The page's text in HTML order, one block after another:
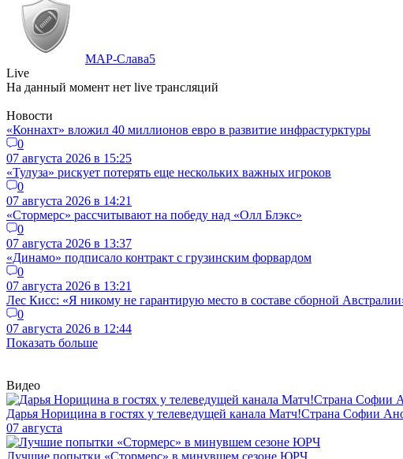
МАР-Слава5
Live
На данный момент нет live трансляций
Новости
«Коннахт» вложил 40 миллионов евро в развитие инфрастурктуры
0
07 августа 2026 в 15:25
«Тулуза» рискует потерять еще нескольких важных игроков
0
07 августа 2026 в 14:21
«Стормерс» рассчитывают на победу над «Олл Блэкс»
0
07 августа 2026 в 13:37
«Динамо» подписало контракт с грузинским форвардом
0
07 августа 2026 в 13:21
Лес Кисс: «Я никому не гарантирую место в составе сборной
0
07 августа 2026 в 12:44
Показать больше
Видео
Дарья Норицина в гостях у телеведущей канала Матч!Страна Софии
07 августа